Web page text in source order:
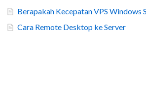
Berapakah Kecepatan VPS Windows
Cara Remote Desktop ke Server